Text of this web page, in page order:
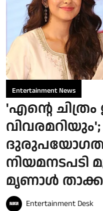
Entertainment News
'എന്റെ
നിയമനടപടി
മൃണാൾ
Entertainment Desk